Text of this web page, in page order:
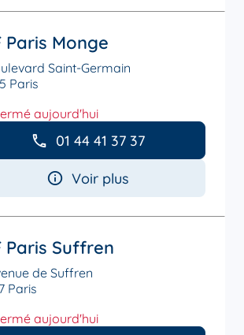
Paris Monge
Saint-Germain
Paris
aujourd'hui
01 44 41 37 37
Voir plus
Paris Suffren
de Suffren
Paris
aujourd'hui